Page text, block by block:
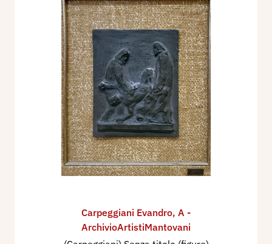
Carpeggiani Evandro, A -
ArchivioArtistiMantovani